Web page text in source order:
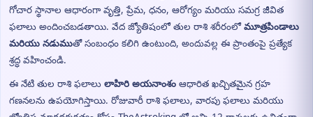
గోచార స్థానాల ఆధారంగా వృత్తి, ప్రేమ, ధనం, ఆరోగ్యం మరియు సమగ్ర జీవిత
ఫలాలు అందించబడతాయి. వేద జ్యోతిషంలో తుల రాశి శరీరంలోమూత్రపిండాలు
మరియు నడుముతో సంబంధం కలిగి ఉంటుంది, అందువల్ల ఈ ప్రాంతంపై ప్రత్యేక
శ్రద్ధ వహించండి.
ఈ నేటి తుల రాశి ఫలాలు లాహిరి అయనాంశం ఆధారిత ఖచ్చితమైన గ్రహ
గణనలను ఉపయోగిస్తాయి. రోజువారీ రాశి ఫలాలు, వారపు ఫలాలు మరియు